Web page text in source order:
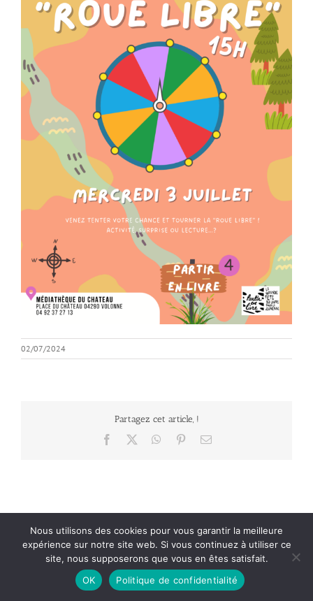
02/07/2024
Partagez cet article, !
Facebook WhatsApp
PinterestEmail
Mentions Légales | Politique de confidentialité | Office Center : Création de
site web
Facebook
Nous utilisons des cookies pour vous garantir la meilleure
expérience sur notre site web. Si vous continuez à utiliser ce
site, nous supposerons que vous en êtes satisfait.
OK
Politique de confidentialité